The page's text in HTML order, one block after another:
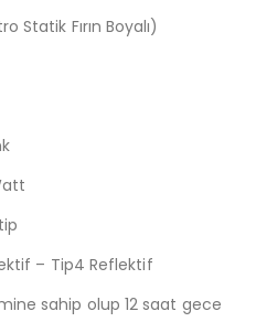
Statik Fırın Boyalı)
– Tip4 Reflektif
sahip olup 12 saat gece